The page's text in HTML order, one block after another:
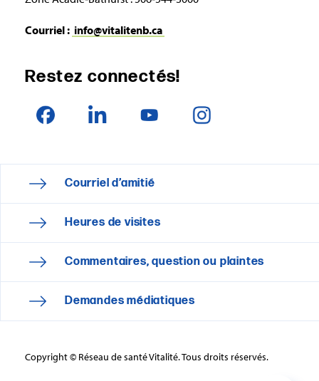
Courriel : info@vitalitenb.ca
Restez connectés!
Courriel d’amitié
Heures de visites
Commentaires, question ou plaintes
Demandes médiatiques
Copyright © Réseau de santé Vitalité. Tous droits réservés.